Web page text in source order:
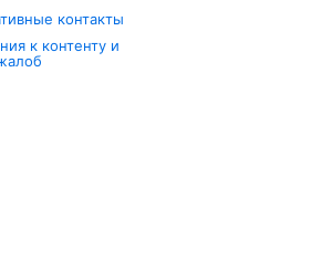
контакты
к контенту и